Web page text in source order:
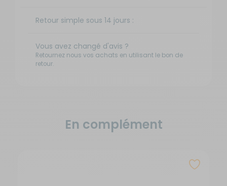
Retour simple sous 14 jours :
Vous avez changé d'avis ?
Retournez nous vos achats en utilisant le bon de
retour.
En complément